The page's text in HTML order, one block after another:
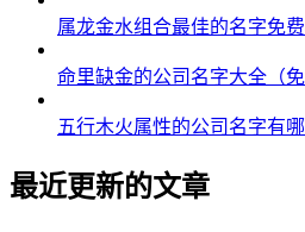
55、辉慧、迪通、瀚炫、咏健
56、孝飞、锦隽、盛毅、立朗
57、立鑫、昆奇、乐潇、海域
59、锦渝、澔星、新爽、豪澔
属龙金水组合最佳的名字免
命里缺金的公司名字大全（免
五行木火属性的公司名字有
最近更新的文章